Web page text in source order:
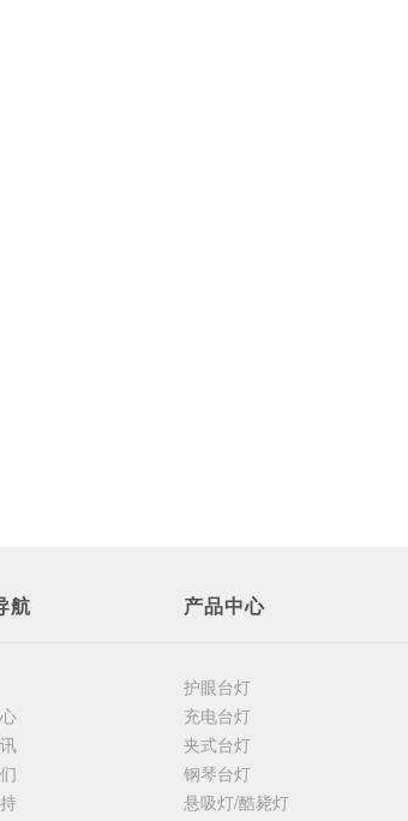
航 产品中心
护眼台灯
充电台灯
夹式台灯
钢琴台灯
悬吸灯/酷毙灯